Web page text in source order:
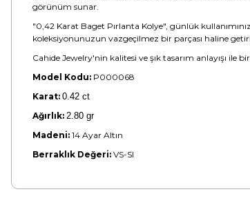
görünüm sunar.
"0,42 Karat Baget Pırlanta Kolye", günlük
koleksiyonunuzun vazgeçilmez bir parçası haline
Cahide Jewelry'nin kalitesi ve şık tasarım anlayışı ile
Model Kodu: P000068
Karat: 0.42 ct
Ağırlık: 2.80 gr
Madeni: 14 Ayar Altın
Berraklık Değeri: VS-SI